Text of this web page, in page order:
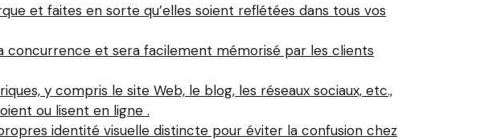
et faites en sorte qu’elles soient reflétées dans tous vos
concurrence et sera facilement mémorisé par les clients
y compris le site Web, le blog, les réseaux sociaux, etc.,
ou lisent en ligne .
identité visuelle distincte pour éviter la confusion chez